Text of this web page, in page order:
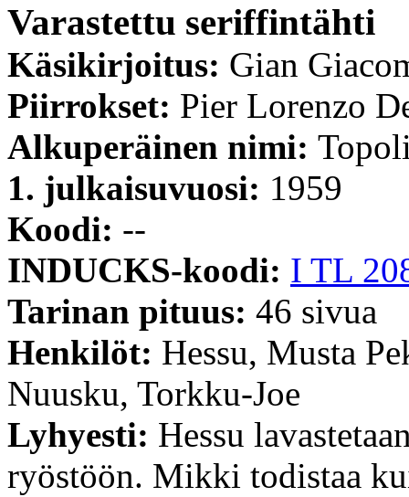
Varastettu seriffintähti
Käsikirjoitus: Gian
Piirrokset: Pier Lorenzo
Alkuperäinen nimi:
1. julkaisuvuosi: 1959
Koodi: --
INDUCKS-koodi: I TL
Tarinan pituus: 46 sivua
Henkilöt: Hessu, Musta
Nuusku, Torkku-Joe
Lyhyesti: Hessu
ryöstöön. Mikki todistaa